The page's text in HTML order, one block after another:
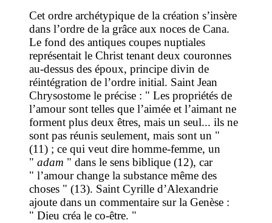
Cet ordre archétypique de la création s’insère
dans l’ordre de la grâce aux noces de Cana.
Le fond des antiques coupes nuptiales
représentait le Christ tenant deux couronnes
au-dessus des époux, principe divin de
réintégration de l’ordre initial. Saint Jean
Chrysostome le précise : " Les propriétés de
l’amour sont telles que l’aimée et l’aimant ne
forment plus deux êtres, mais un seul... ils ne
sont pas réunis seulement, mais sont un "
(11) ; ce qui veut dire homme-femme, un
" adam " dans le sens biblique (12), car
" l’amour change la substance même des
choses " (13). Saint Cyrille d’Alexandrie
ajoute dans un commentaire sur la Genèse :
" Dieu créa le co-être. "